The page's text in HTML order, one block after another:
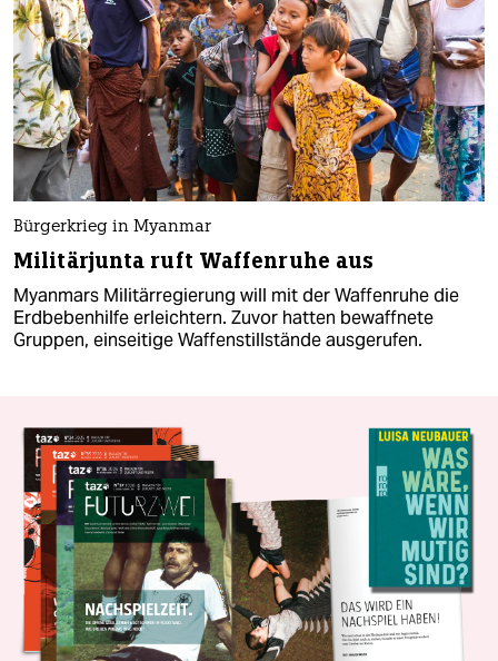
Bürgerkrieg in Myanmar
Militärjunta ruft Waffenruhe aus
Myanmars Militärregierung will mit der Waffenruhe die
Erdbebenhilfe erleichtern. Zuvor hatten bewaffnete
Gruppen, einseitige Waffenstillstände ausgerufen.